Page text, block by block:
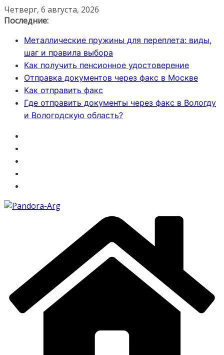
Перейти
к
Четверг, 6 августа, 2026
Последние:
Металлические пружины для переплета: виды,
шаг и правила выбора
Как получить пенсионное удостоверение
Отправка документов через факс в Москве
Как отправить факс
Где отправить документы через факс в Вологду
и Вологодскую область?